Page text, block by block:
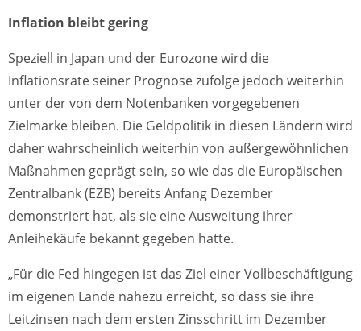
Inflation bleibt gering
Speziell in Japan und der Eurozone wird die
Inflationsrate seiner Prognose zufolge jedoch weiterhin
unter der von dem Notenbanken vorgegebenen
Zielmarke bleiben. Die Geldpolitik in diesen Ländern wird
daher wahrscheinlich weiterhin von außergewöhnlichen
Maßnahmen geprägt sein, so wie das die Europäischen
Zentralbank (EZB) bereits Anfang Dezember
demonstriert hat, als sie eine Ausweitung ihrer
Anleihekäufe bekannt gegeben hatte.
„Für die Fed hingegen ist das Ziel einer Vollbeschäftigung
im eigenen Lande nahezu erreicht, so dass sie ihre
Leitzinsen nach dem ersten Zinsschritt im Dezember